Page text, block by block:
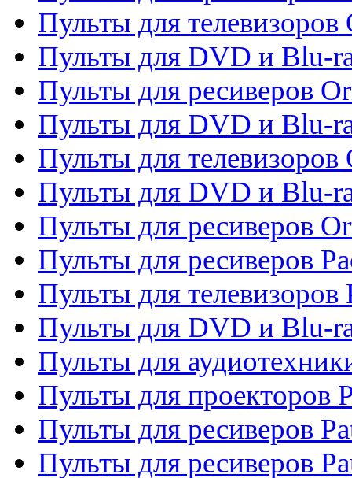
Пульты для телевизоров
Пульты для DVD и Blu-
Пульты для ресиверов
Пульты для DVD и Blu-
Пульты для телевизоров
Пульты для DVD и Blu-
Пульты для ресиверов
Пульты для ресиверов
Пульты для телевизоров
Пульты для DVD и Blu-
Пульты для
Пульты для проекторов
Пульты для ресиверов
Пульты для ресиверов